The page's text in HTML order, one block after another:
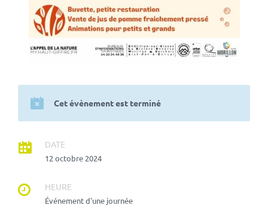
Cet évènement est terminé
DATE
12 octobre 2024
HEURE
Événement d'une journée